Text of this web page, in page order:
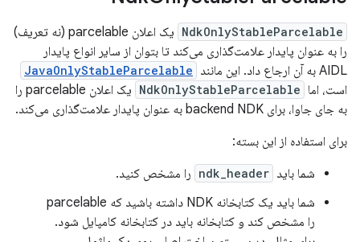
NdkOnlyStableParcelable
یک اعلان parcelable (نه تعریف)
را به عنوان پایدار علامت‌گذاری می‌کند تا بتوان از سایر انواع پایدار
AIDL به آن ارجاع داد. این مانند
JavaOnlyStableParcelable
است، اما NdkOnlyStableParcelable
یک اعلان parcelable را
به جای جاوا، برای backend NDK به عنوان پایدار علامت‌گذاری می‌کند.
برای استفاده از این بسته:
شما باید ndk_header را مشخص کنید.
شما باید یک کتابخانه NDK داشته باشید که parcelable
را مشخص کند و کتابخانه باید در کتابخانه کامپایل شود.